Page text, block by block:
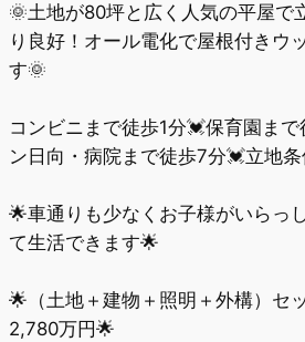
🌞土地が80坪と広く人気の平屋で
り良好！オール電化で屋根付きウ
す🌞
コンビニまで徒歩1分💓保育園ま
ン日向・病院まで徒歩7分💓立地
🌟車通りも少なくお子様がいらっ
て生活できます🌟
🌟（土地＋建物＋照明＋外構）
2,780万円🌟